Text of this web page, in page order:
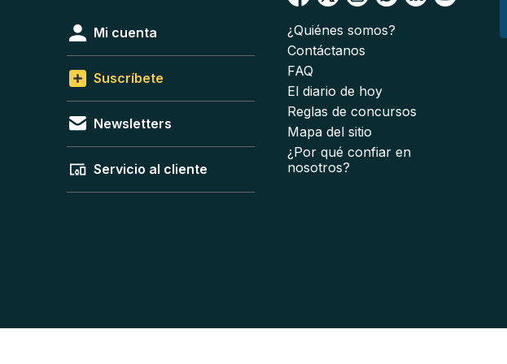
Mi cuenta
Suscríbete
Newsletters
Servicio al cliente
¿Quiénes somos?
Contáctanos
FAQ
El diario de hoy
Reglas de concursos
Mapa del sitio
¿Por qué confiar en
nosotros?